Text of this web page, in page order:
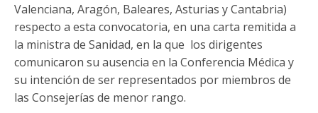
Valenciana, Aragón, Baleares, Asturias y Cantabria)
respecto a esta convocatoria, en una carta remitida a
la ministra de Sanidad, en la que los dirigentes
comunicaron su ausencia en la Conferencia Médica y
su intención de ser representados por miembros de
las Consejerías de menor rango.